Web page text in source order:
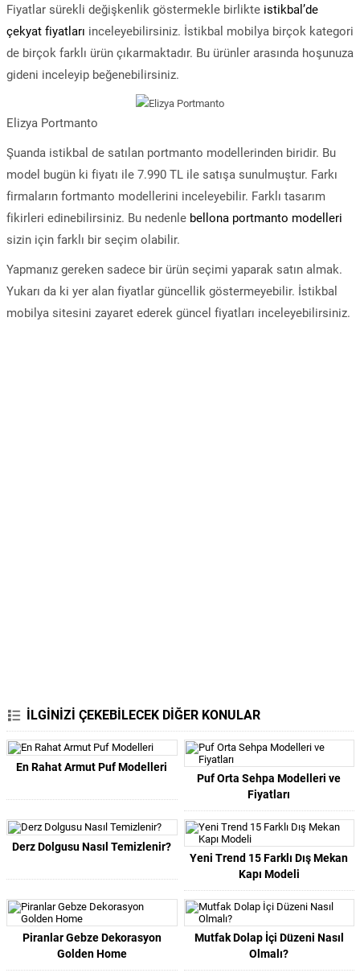
Fiyatlar sürekli değişkenlik göstermekle birlikte istikbal’de
çekyat fiyatları inceleyebilirsiniz. İstikbal mobilya birçok kategori
de birçok farklı ürün çıkarmaktadır. Bu ürünler arasında hoşunuza
gideni inceleyip beğenebilirsiniz.
Elizya Portmanto
Şuanda istikbal de satılan portmanto modellerinden biridir. Bu
model bugün ki fiyatı ile 7.990 TL ile satışa sunulmuştur. Farkı
firmaların fortmanto modellerini inceleyebilir. Farklı tasarım
fikirleri edinebilirsiniz. Bu nedenle bellona portmanto modelleri
sizin için farklı bir seçim olabilir.
Yapmanız gereken sadece bir ürün seçimi yaparak satın almak.
Yukarı da ki yer alan fiyatlar güncellik göstermeyebilir. İstikbal
mobilya sitesini zayaret ederek güncel fiyatları inceleyebilirsiniz.
İLGİNİZİ ÇEKEBİLECEK DİĞER KONULAR
En Rahat Armut Puf Modelleri
Puf Orta Sehpa Modelleri ve
Fiyatları
Derz Dolgusu Nasıl Temizlenir?
Yeni Trend 15 Farklı Dış Mekan
Kapı Modeli
Piranlar Gebze Dekorasyon
Golden Home
Mutfak Dolap İçi Düzeni Nasıl
Olmalı?